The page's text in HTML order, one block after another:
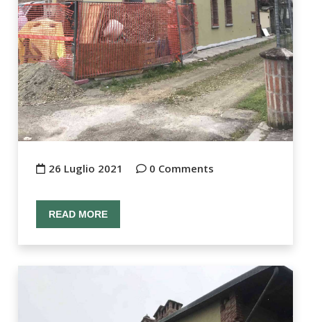
26 Luglio 2021 0 Comments
READ MORE